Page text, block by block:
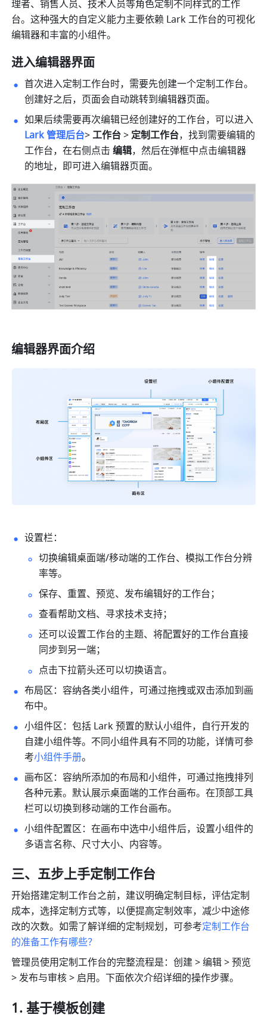
理者、销售人员、技术人员等角色定制不同样式的工作
台。这种强大的自定义能力主要依赖 Lark 工作台的可视化
编辑器和丰富的小组件。
进入编辑器界面
首次进入定制工作台时，需要先创建一个定制工作台。
创建好之后，页面会自动跳转到编辑器页面。
如果后续需要再次编辑已经创建好的工作台，可以进入
Lark 管理后台> 工作台 > 定制工作台，找到需要编辑的
工作台，在右侧点击 编辑，然后在弹框中点击编辑器
的地址，即可进入编辑器页面。
编辑器界面介绍
设置栏：
切换编辑桌面端/移动端的工作台、模拟工作台分辨
率等。
保存、重置、预览、发布编辑好的工作台；
查看帮助文档、寻求技术支持；
还可以设置工作台的主题、将配置好的工作台直接
同步到另一端；
点击下拉箭头还可以切换语言。
布局区：容纳各类小组件，可通过拖拽或双击添加到画
布中。
小组件区：包括 Lark 预置的默认小组件，自行开发的
自建小组件等。不同小组件具有不同的功能，详情可参
考小组件手册。
画布区：容纳所添加的布局和小组件，可通过拖拽排列
各种元素。默认展示桌面端的工作台画布。在顶部工具
栏可以切换到移动端的工作台画布。
小组件配置区：在画布中选中小组件后，设置小组件的
多语言名称、尺寸大小、内容等。
三、五步上手定制工作台
开始搭建定制工作台之前，建议明确定制目标，评估定制
成本，选择定制方式等，以便提高定制效率，减少中途修
改的次数。如需了解详细的定制规划，可参考定制工作台
的准备工作有哪些？
管理员使用定制工作台的完整流程是：创建 > 编辑 > 预览
> 发布与审核 > 启用。下面依次介绍详细的操作步骤。
基于模板创建